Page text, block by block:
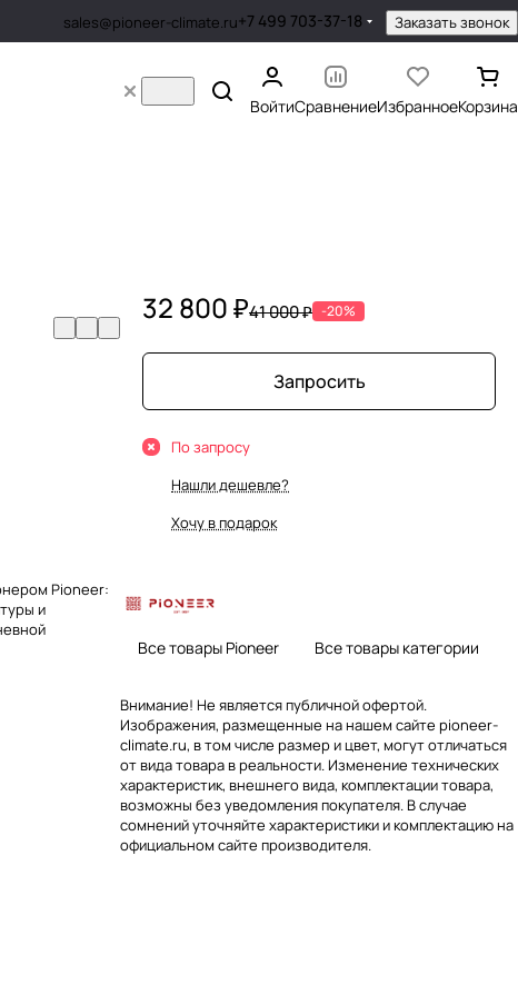
sales@pioneer-climate.ru+7 499 703-37-18 Заказать звонок
ВойтиСравнениеИзбранноеКорзина
Pioneer:
и
32 800 ₽41 000 ₽ -20%
Запросить
По запросу
Нашли дешевле?
Хочу в подарок
Все товары Pioneer Все товары категории
Внимание! Не является публичной офертой.
Изображения, размещенные на нашем сайте pioneer-
climate.ru, в том числе размер и цвет, могут отличаться
от вида товара в реальности. Изменение технических
характеристик, внешнего вида, комплектации товара,
возможны без уведомления покупателя. В случае
сомнений уточняйте характеристики и комплектацию на
официальном сайте производителя.